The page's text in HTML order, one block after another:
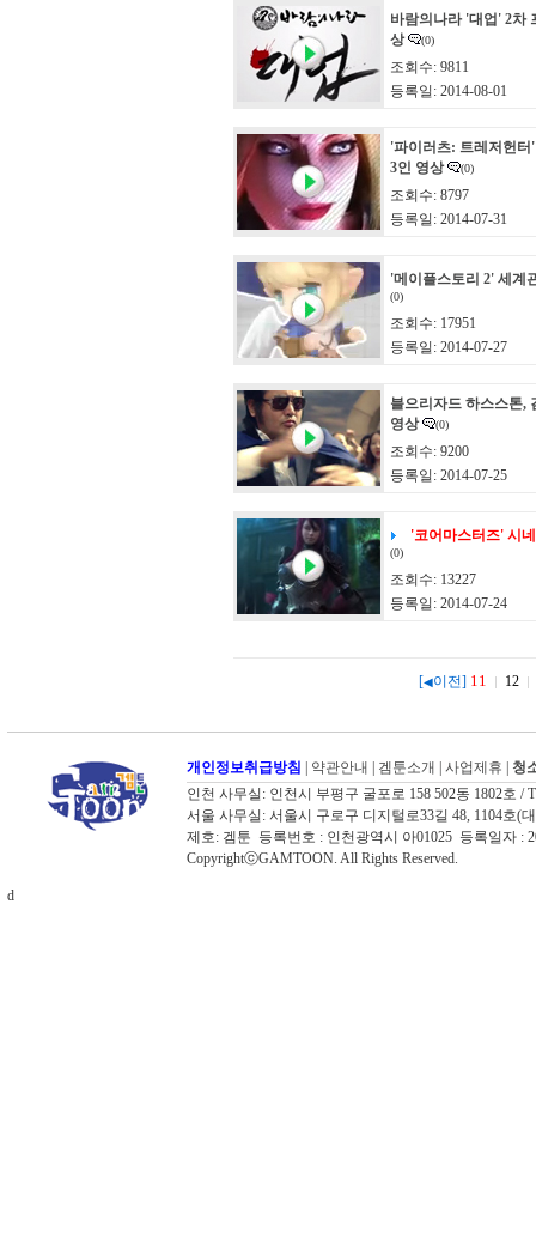
바람의나라 '대업' 2차
상
(0)
조회수: 9811
등록일: 2014-08-01
'파이러츠: 트레저헌터
3인 영상
(0)
조회수: 8797
등록일: 2014-07-31
'메이플스토리 2' 세계
(0)
조회수: 17951
등록일: 2014-07-27
블으리자드 하스스톤,
영상
(0)
조회수: 9200
등록일: 2014-07-25
'코어마스터즈' 시
(0)
조회수: 13227
등록일: 2014-07-24
[◀이전] 11 12
개인정보취급방침 약관안내 겜툰소개 사업제휴
청
인천 사무실: 인천시 부평구 굴포로 158 502동 1802호 /
서울 사무실: 서울시 구로구 디지털로33길 48, 1104호(
제호: 겜툰 등록번호 : 인천광역시 아01025 등록일자 :
CopyrightⓒGAMTOON. All Rights Reserved.
d